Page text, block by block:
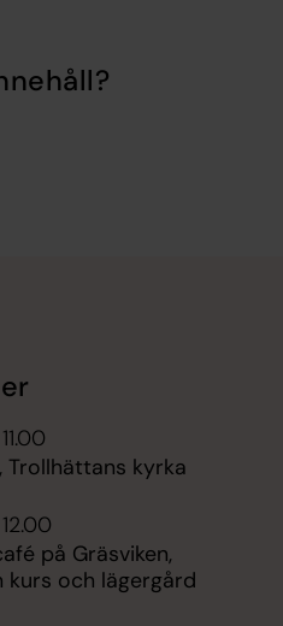
Trollhättans kyrka
på Gräsviken,
kurs och lägergård